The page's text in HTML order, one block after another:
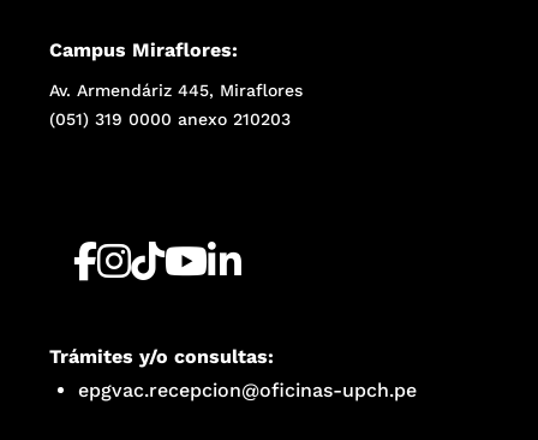
Campus Miraflores:
Av. Armendáriz 445, Miraflores
(051) 319 0000 anexo 210203
Trámites y/o consultas:
epgvac.recepcion@oficinas-upch.pe